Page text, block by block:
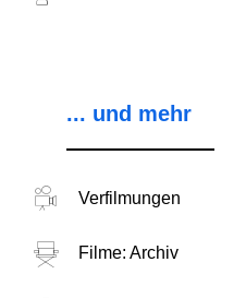
... und mehr
Verfilmungen
Filme: Archiv